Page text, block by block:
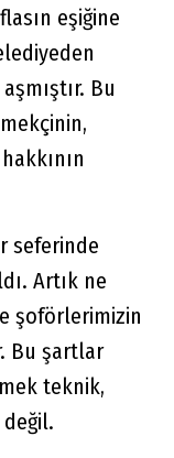
eşiğine
Bu
seferinde
Artık ne
şoförlerimizin
Bu şartlar
teknik,